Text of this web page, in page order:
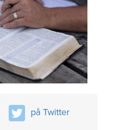
på Twitter